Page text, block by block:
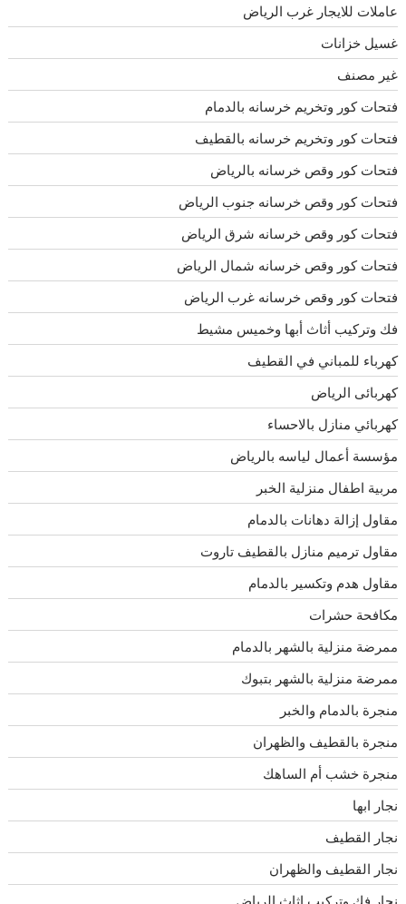
عاملات للايجار غرب الرياض
غسيل خزانات
غير مصنف
فتحات كور وتخريم خرسانه بالدمام
فتحات كور وتخريم خرسانه بالقطيف
فتحات كور وقص خرسانه بالرياض
فتحات كور وقص خرسانه جنوب الرياض
فتحات كور وقص خرسانه شرق الرياض
فتحات كور وقص خرسانه شمال الرياض
فتحات كور وقص خرسانه غرب الرياض
فك وتركيب أثاث أبها وخميس مشيط
كهرباء للمباني في القطيف
كهربائى الرياض
كهربائي منازل بالاحساء
مؤسسة أعمال لياسه بالرياض
مربية اطفال منزلية الخبر
مقاول إزالة دهانات بالدمام
مقاول ترميم منازل بالقطيف تاروت
مقاول هدم وتكسير بالدمام
مكافحة حشرات
ممرضة منزلية بالشهر بالدمام
ممرضة منزلية بالشهر بتبوك
منجرة بالدمام والخبر
منجرة بالقطيف والظهران
منجرة خشب أم الساهك
نجار ابها
نجار القطيف
نجار القطيف والظهران
نجار فك وتركيب اثاث الرياض